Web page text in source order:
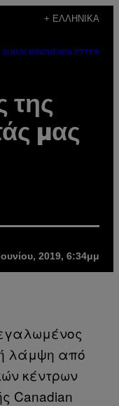
+ ΕΛΛΗΝΙΚΆ
SUBSCRIBENEWSLETTER
της
μας
2019, 6:34μμ
λάμψη από
κέντρων
Canadian